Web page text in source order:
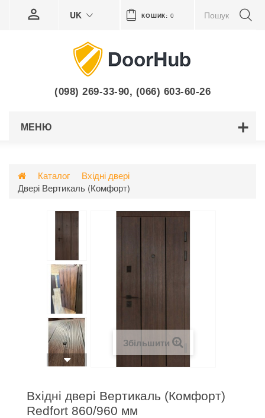
КОШИК: 0
UK
(098) 269-33-90, (066) 603-60-26
МЕНЮ
Каталог
Вхідні двері
Двері Вертикаль (Комфорт)
Збільшити
Вхідні двері Вертикаль (Комфорт)
Redfort 860/960 мм